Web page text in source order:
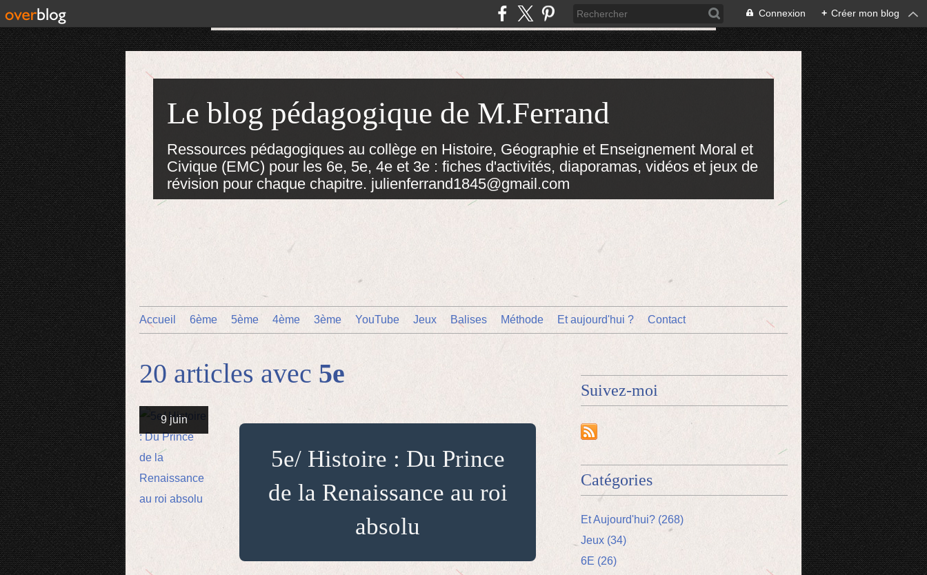
Connexion + Créer mon blog
Le blog pédagogique de M.Ferrand
Ressources pédagogiques au collège en Histoire, Géographie et Enseignement Moral et
Civique (EMC) pour les 6e, 5e, 4e et 3e : fiches d'activités, diaporamas, vidéos et jeux de
révision pour chaque chapitre. julienferrand1845@gmail.com
Accueil 6ème 5ème 4ème 3ème YouTube Jeux Balises Méthode Et aujourd'hui ? Contact
20 articles avec 5e
9 juin
5e/ Histoire : Du Prince
de la Renaissance au roi
absolu
Suivez-moi
Catégories
Et Aujourd'hui? (268)
Jeux (34)
6E (26)